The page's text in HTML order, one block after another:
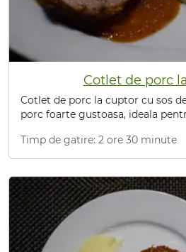
Cotlet de porc
Cotlet de porc la cuptor cu sos
porc foarte gustoasa, ideala
Timp de gatire: 2 ore 30 minute